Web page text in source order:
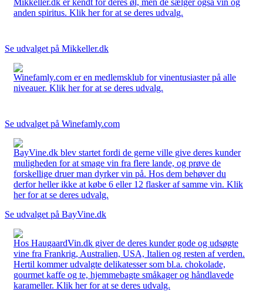
anden spiritus. Klik her for at se deres udvalg.
Se udvalget på Mikkeller.dk
Winefamly.com er en medlemsklub for vinentusiaster på alle
niveauer. Klik her for at se deres udvalg.
Se udvalget på Winefamly.com
BayVine.dk blev startet fordi de gerne ville give deres kunder
muligheden for at smage vin fra flere lande, og prøve de
forskellige druer man dyrker vin på. Hos dem behøver du
derfor heller ikke at købe 6 eller 12 flasker af samme vin. Klik
her for at se deres udvalg.
Se udvalget på BayVine.dk
Hos HaugaardVin.dk giver de deres kunder gode og udsøgte
vine fra Frankrig, Australien, USA, Italien og resten af verden.
Hertil kommer udvalgte delikatesser som bl.a. chokolade,
gourmet kaffe og te, hjemmebagte småkager og håndlavede
karameller. Klik her for at se deres udvalg.